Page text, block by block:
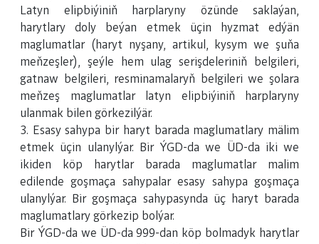
Latyn elipbiýiniň harplaryny özünde saklaýan,
harytlary doly beýan etmek üçin hyzmat edýän
maglumatlar (haryt nyşany, artikul, kysym we şuňa
meňzeşler), şeýle hem ulag serişdeleriniň belgileri,
gatnaw belgileri, resminamalaryň belgileri we şolara
meňzeş maglumatlar latyn elipbiýiniň harplaryny
ulanmak bilen görkezilýär.
3. Esasy sahypa bir haryt barada maglumatlary mälim
etmek üçin ulanylýar. Bir ÝGD-da we ÜD-da iki we
ikiden köp harytlar barada maglumatlar malim
edilende goşmaça sahypalar esasy sahypa goşmaça
ulanylýar. Bir goşmaça sahypasynda üç haryt barada
maglumatlary görkezip bolýar.
Bir ÝGD-da we ÜD-da 999-dan köp bolmadyk harytlar